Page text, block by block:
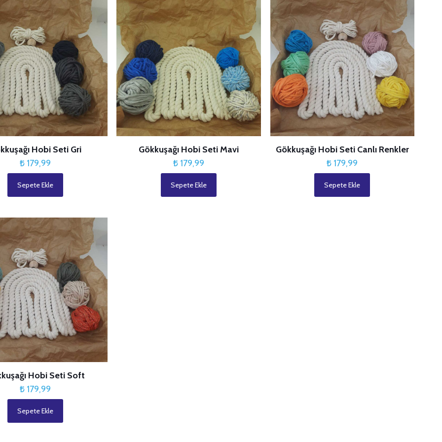
Hobi Seti Gri
₺179,99
Sepete Ekle
Gökkuşağı Hobi Seti Mavi
₺ 179,99
Sepete Ekle
Gökkuşağı Hobi Seti Canlı Renkler
₺ 179,99
Sepete Ekle
Hobi Seti Soft
₺179,99
Sepete Ekle